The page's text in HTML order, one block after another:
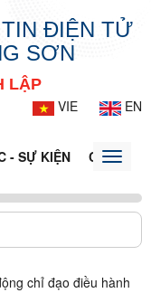
ĐIỆN TỬ
SƠN
LẬP
VIE
EN
- SỰ KIỆN CỔNGToggle
chỉ đạo điều hành